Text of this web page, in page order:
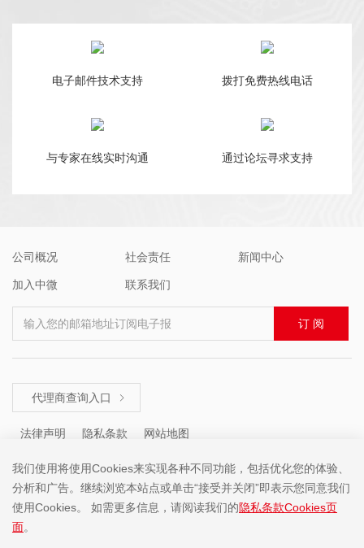
电子邮件技术支持 拨打免费热线电话
与专家在线实时沟通 通过论坛寻求支持
公司概况 社会责任 新闻中心
加入中微 联系我们
输入您的邮箱地址订阅电子报 订 阅
代理商查询入口 
法律声明 隐私条款 网站地图
咨询热线 ： +86 (755) 8671 5143
我们使用将使用Cookies来实现各种不同功能，包括优化您的体验、
分析和广告。继续浏览本站点或单击“接受并关闭”即表示您同意我们
使用Cookies。 如需更多信息，请阅读我们的隐私条款Cookies页
面。